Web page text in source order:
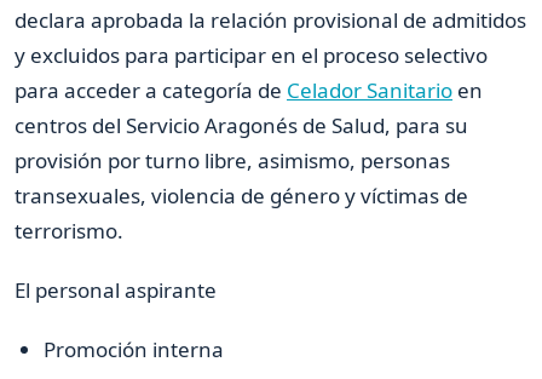
declara aprobada la relación provisional de admitidos
y excluidos para participar en el proceso selectivo
para acceder a categoría de Celador Sanitario en
centros del Servicio Aragonés de Salud, para su
provisión por turno libre, asimismo, personas
transexuales, violencia de género y víctimas de
terrorismo.
El personal aspirante
Promoción interna